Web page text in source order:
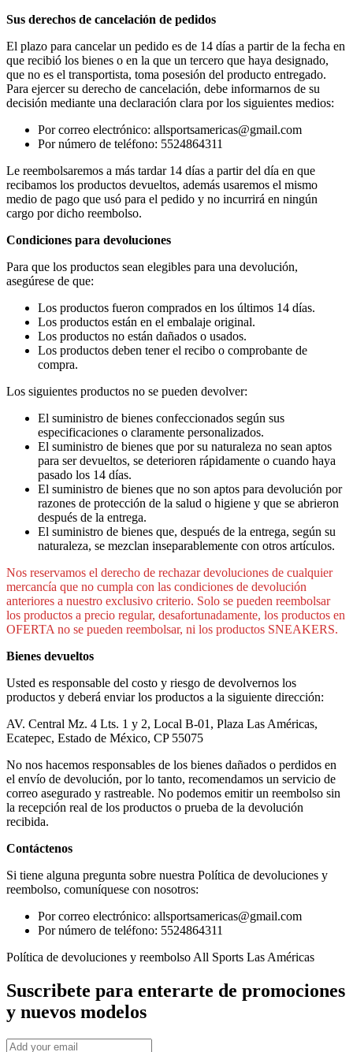
Sus derechos de cancelación de pedidos
El plazo para cancelar un pedido es de 14 días a partir de la fecha en
que recibió los bienes o en la que un tercero que haya designado,
que no es el transportista, toma posesión del producto entregado.
Para ejercer su derecho de cancelación, debe informarnos de su
decisión mediante una declaración clara por los siguientes medios:
Por correo electrónico: allsportsamericas@gmail.com
Por número de teléfono: 5524864311
Le reembolsaremos a más tardar 14 días a partir del día en que
recibamos los productos devueltos, además usaremos el mismo
medio de pago que usó para el pedido y no incurrirá en ningún
cargo por dicho reembolso.
Condiciones para devoluciones
Para que los productos sean elegibles para una devolución,
asegúrese de que:
Los productos fueron comprados en los últimos 14 días.
Los productos están en el embalaje original.
Los productos no están dañados o usados.
Los productos deben tener el recibo o comprobante de
compra.
Los siguientes productos no se pueden devolver:
El suministro de bienes confeccionados según sus
especificaciones o claramente personalizados.
El suministro de bienes que por su naturaleza no sean aptos
para ser devueltos, se deterioren rápidamente o cuando haya
pasado los 14 días.
El suministro de bienes que no son aptos para devolución por
razones de protección de la salud o higiene y que se abrieron
después de la entrega.
El suministro de bienes que, después de la entrega, según su
naturaleza, se mezclan inseparablemente con otros artículos.
Nos reservamos el derecho de rechazar devoluciones de cualquier
mercancía que no cumpla con las condiciones de devolución
anteriores a nuestro exclusivo criterio. Solo se pueden reembolsar
los productos a precio regular, desafortunadamente, los productos en
OFERTA no se pueden reembolsar, ni los productos SNEAKERS.
Bienes devueltos
Usted es responsable del costo y riesgo de devolvernos los
productos y deberá enviar los productos a la siguiente dirección:
AV. Central Mz. 4 Lts. 1 y 2, Local B-01, Plaza Las Américas,
Ecatepec, Estado de México, CP 55075
No nos hacemos responsables de los bienes dañados o perdidos en
el envío de devolución, por lo tanto, recomendamos un servicio de
correo asegurado y rastreable. No podemos emitir un reembolso sin
la recepción real de los productos o prueba de la devolución
recibida.
Contáctenos
Si tiene alguna pregunta sobre nuestra Política de devoluciones y
reembolso, comuníquese con nosotros:
Por correo electrónico: allsportsamericas@gmail.com
Por número de teléfono: 5524864311
Política de devoluciones y reembolso All Sports Las Américas
Suscribete para enterarte de promociones
y nuevos modelos